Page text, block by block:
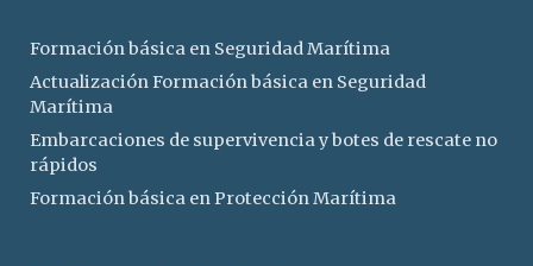
Formación básica en Seguridad Marítima
Actualización Formación básica en Seguridad
Marítima
Embarcaciones de supervivencia y botes de rescate no
rápidos
Formación básica en Protección Marítima